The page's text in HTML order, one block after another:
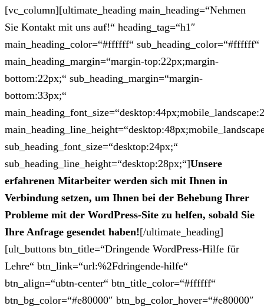
[vc_column][ultimate_heading main_heading=“Nehmen
Sie Kontakt mit uns auf!“ heading_tag=“h1″
main_heading_color=“#ffffff“ sub_heading_color=“#ffffff“
main_heading_margin=“margin-top:22px;margin-
bottom:22px;“ sub_heading_margin=“margin-
bottom:33px;“
sub_heading_font_size=“desktop:24px;“
sub_heading_line_height=“desktop:28px;“]Unsere
erfahrenen Mitarbeiter werden sich mit Ihnen in
Verbindung setzen, um Ihnen bei der Behebung Ihrer
Probleme mit der WordPress-Site zu helfen, sobald Sie
Ihre Anfrage gesendet haben![/ultimate_heading]
[ult_buttons btn_title=“Dringende WordPress-Hilfe für
Lehre“ btn_link=“url:%2Fdringende-hilfe“
btn_align=“ubtn-center“ btn_title_color=“#ffffff“
btn_bg_color=“#e80000″ btn_bg_color_hover=“#e80000″